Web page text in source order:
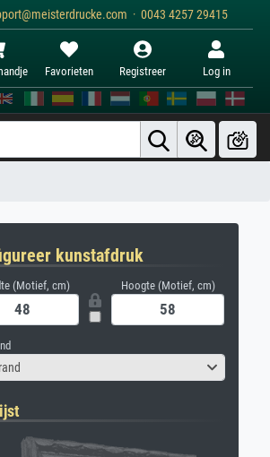
· 0043 4257 29415
Favorieten Registreer Log in
kunstafdruk
(Motief, cm) Hoogte (Motief, cm)